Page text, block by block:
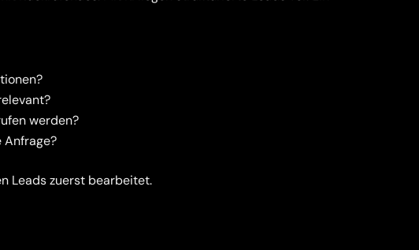
werden?
Leads zuerst bearbeitet.